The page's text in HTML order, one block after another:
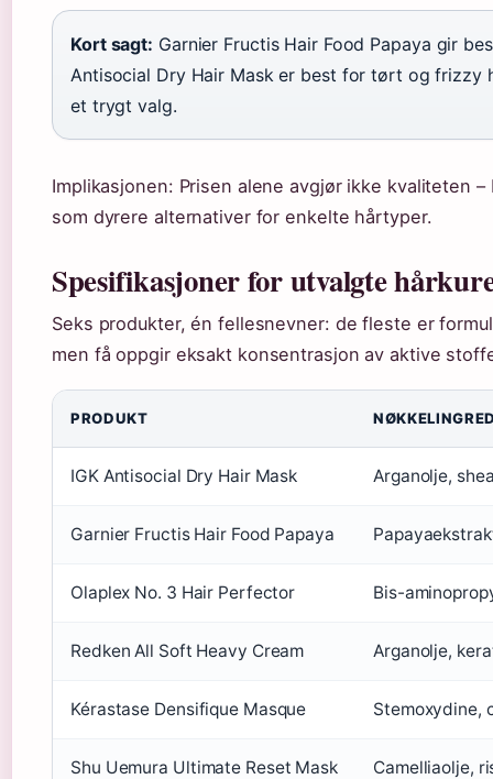
Kort sagt: Garnier Fructis Hair Food Papaya gir
Antisocial Dry Hair Mask er best for tørt og frizzy
et trygt valg.
Implikasjonen: Prisen alene avgjør ikke kvaliteten
som dyrere alternativer for enkelte hårtyper.
Spesifikasjoner for utvalgte
Seks produkter, én fellesnevner: de fleste er
men få oppgir eksakt konsentrasjon av aktive
PRODUKT
IGK Antisocial Dry Hair Mask Arganolje,
Garnier Fructis Hair Food Papaya
Olaplex No. 3 Hair Perfector Bis-
Redken All Soft Heavy Cream Arganolje,
Kérastase Densifique Masque Stemoxydine,
Shu Uemura Ultimate Reset Mask Camelliaolje,